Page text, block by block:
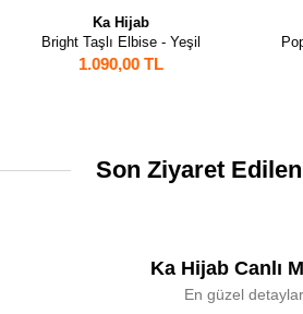
Ka Hijab
Bright Taşlı Elbise - Yeşil
1.090,00 TL
Son Ziyaret
Ka Hijab Canlı
En güzel detaylar